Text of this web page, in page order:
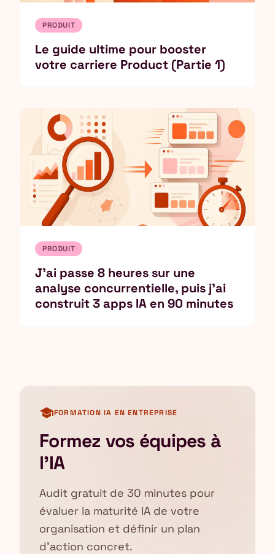
PRODUIT
Le guide ultime pour booster
votre carriere Product (Partie 1)
PRODUIT
J'ai passe 8 heures sur une
analyse concurrentielle, puis j'ai
construit 3 apps IA en 90 minutes
schoolFORMATION IA EN ENTREPRISE
Formez vos équipes à
l'IA
Audit gratuit de 30 minutes pour
évaluer la maturité IA de votre
organisation et définir un plan
d'action concret.